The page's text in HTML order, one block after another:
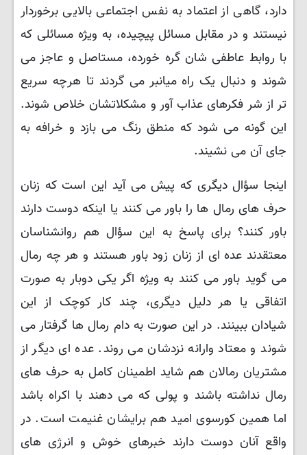
دارد، گاهی از اعتماد به نفس اجتماعی بالایی برخوردار
نیستند و در مقابل مسائل پیچیده، به ویژه مسائلی که
با روابط عاطفی شان گره خورده، مستاصل و عاجز می
شوند و دنبال یک راه میانبر می گردند تا هرچه سریع
تر از شر فکرهای عذاب آور و مشکلاتشان خلاص شوند.
این گونه می شود که منطق رنگ می بازد و خرافه به
جای آن می نشیند.
اینجا سؤال دیگری که پیش می آید این است که زنان
حرف های رمال ها را باور می کنند یا اینکه دوست دارند
باور کنند؟ برای پاسخ به این سؤال هم روانشناسان
معتقدند عده ای از زنان زود باور هستند و هر چه رمال
می گوید باور می کنند به ویژه اگر یکی دوبار به صورت
اتفاقی یا هر دلیل دیگری، چند کار کوچک از این
شیادان ببینند. در این صورت به دام رمال ها گرفتار می
شوند و معتاد وارانه نزدشان می روند. عده ای دیگر از
مشتریان رمالان هم شاید اطمینان کامل به حرف های
رمال نداشته باشند و پولی که می دهند با اکراه باشد
اما همین کورسوی امید هم برایشان غنیمت است. در
واقع آنان دوست دارند خبرهای خوش و انرژی های